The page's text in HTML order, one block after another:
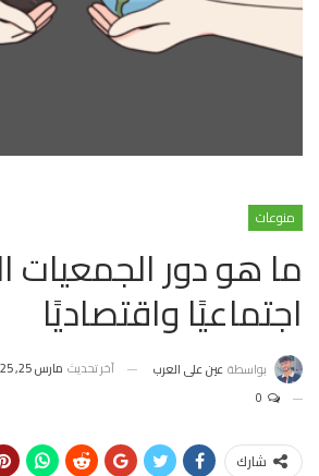
منوعات
ما هو دور الجمعيات
اجتماعيًا واقتصاديًا
بواسطة عين على العرب آخر تحديث مارس 25, 2025
شارك